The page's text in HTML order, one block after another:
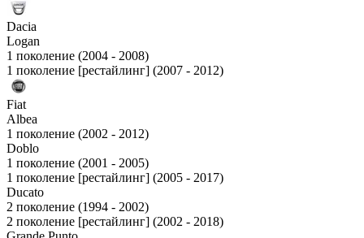
Dacia
Logan
1 поколение (2004 - 2008)
1 поколение [рестайлинг] (2007 - 2012)
Fiat
Albea
1 поколение (2002 - 2012)
Doblo
1 поколение (2001 - 2005)
1 поколение [рестайлинг] (2005 - 2017)
Ducato
2 поколение (1994 - 2002)
2 поколение [рестайлинг] (2002 - 2018)